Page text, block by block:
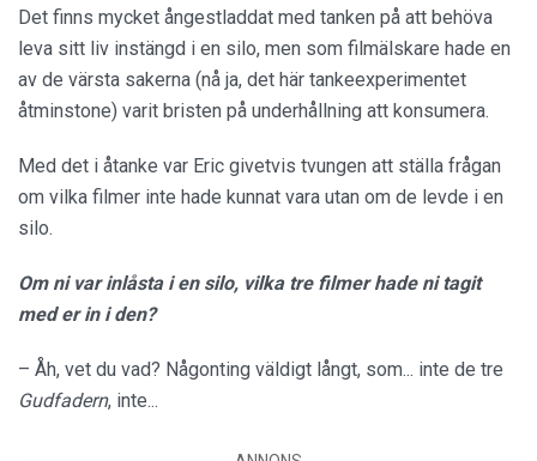
Det finns mycket ångestladdat med tanken på att behöva
leva sitt liv instängd i en silo, men som filmälskare hade en
av de värsta sakerna (nå ja, det här tankeexperimentet
åtminstone) varit bristen på underhållning att konsumera.
Med det i åtanke var Eric givetvis tvungen att ställa frågan
om vilka filmer inte hade kunnat vara utan om de levde i en
silo.
Om ni var inlåsta i en silo, vilka tre filmer hade ni tagit
med er in i den?
– Åh, vet du vad? Någonting väldigt långt, som... inte de tre
Gudfadern, inte...